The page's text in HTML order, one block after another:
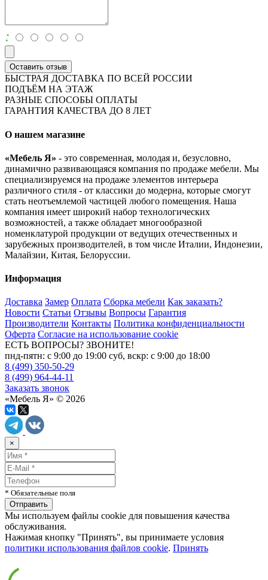
:
Оставить отзыв
БЫСТРАЯ ДОСТАВКА ПО ВСЕЙ РОССИИ
ПОДЪЁМ НА ЭТАЖ
РАЗНЫЕ СПОСОБЫ ОПЛАТЫ
ГАРАНТИЯ КАЧЕСТВА ДО 8 ЛЕТ
О нашем магазине
«Мебель Я» - это современная, молодая и, безусловно,
динамично развивающаяся компания по продаже мебели. Мы
специализируемся на продаже элементов интерьера
различного стиля - от классики до модерна, которые смогут
стать неотъемлемой частицей любого помещения. Наша
компания имеет широкий набор технологических
возможностей, а также обладает многообразной
номенклатурой продукции от ведущих отечественных и
зарубежных производителей, в том числе Италии, Индонезии,
Малайзии, Китая, Белоруссии.
Информация
Доставка Замер Оплата Сборка мебели Как заказать?
Новости Статьи Отзывы Вопросы Гарантия
Производители Контакты Политика конфиденциальности
Оферта Согласие на использование cookie
ЕСТЬ ВОПРОСЫ? ЗВОНИТЕ!
пнд-пятн: с 9:00 до 19:00 суб, вскр: с 9:00 до 18:00
8 (499) 350-50-29
8 (499) 964-44-11
Заказать звонок
«Мебель Я» © 2026
×
* Обязательные поля
Мы используем файлы cookie для повышения качества
обслуживания.
Нажимая кнопку "Принять", вы принимаете условия
политики использования файлов cookie. Принять